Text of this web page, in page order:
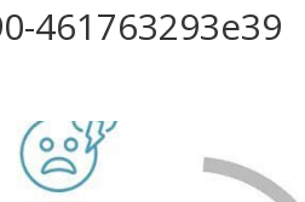
461763293e39